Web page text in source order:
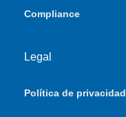
Compliance
Legal
Política de privacidad